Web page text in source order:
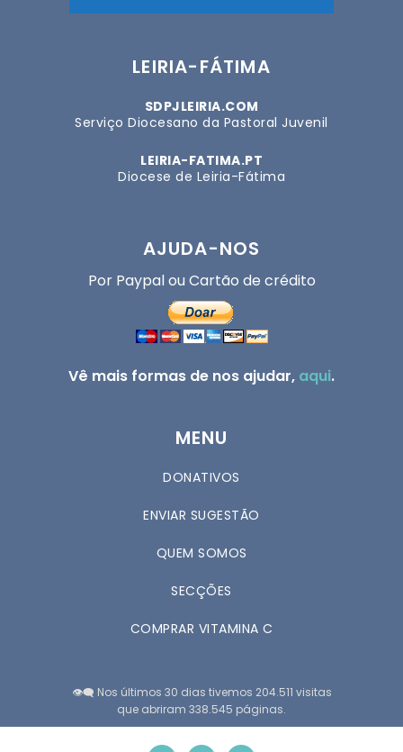
LEIRIA-FÁTIMA
SDPJLEIRIA.COM
Serviço Diocesano da Pastoral Juvenil
LEIRIA-FATIMA.PT
Diocese de Leiria-Fátima
AJUDA-NOS
Por Paypal ou Cartão de crédito
Vê mais formas de nos ajudar, aqui.
MENU
DONATIVOS
ENVIAR SUGESTÃO
QUEM SOMOS
SECÇÕES
COMPRAR VITAMINA C
👁️‍🗨️ Nos últimos 30 dias tivemos 204.511 visitas
que abriram 338.545 páginas.